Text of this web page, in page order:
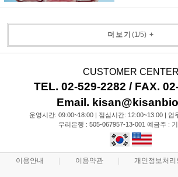
더보기 (1/5)+
CUSTOMER CENTER
TEL. 02-529-2282 / FAX.
Email.
운영시간: 09:00~18:00 | 점심시간: 12:00~13:00 | 업
우리은행 : 505-067957-13-001 예금주 :
이용안내 이용약관 개인정보처리